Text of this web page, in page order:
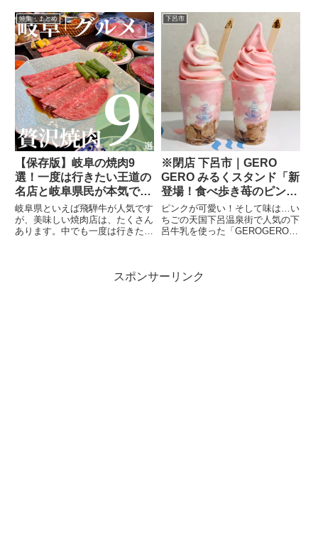
な和空間。創作和食ランチ前菜は
10品目の旬のお野菜に梅しそと
バジルソース。いろんな野菜と食
感を楽しめました。そして...
ープンキッチンのお店をオープン
されたそう。美しい味のオムライ
スこのフォルムも美しいオムライ
ス。自家製のソースはほどよい
特集・まとめ
【保存版】岐阜の焼肉9
選！一度は行きたい王道の
名店と岐阜県民が本気でお
すすめする人気焼肉！
岐阜県といえば飛騨牛が人気です
が、美味しい焼肉店は、たくさん
あります。中でも一度は行きた
たお店の中からご紹介！
下呂市
※閉店 下呂市｜GERO
GERO みるくスタンド「新
登場！食べ歩き苺のピンク
ソフトクリーム」
ピンクが可愛い！そして味は…い
ちごの天国下呂温泉街で人気の下
呂牛乳を使った「GEROGEROみ
るソフトクリーム。でも、それだ
スポンサーリンク